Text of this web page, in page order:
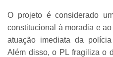
O projeto é considerado
constitucional à moradia e
atuação imediata da
Além disso, o PL fragiliza o